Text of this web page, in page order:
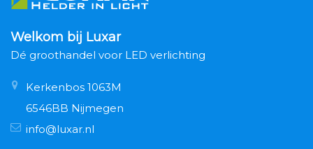
Welkom bij Luxar
Dé groothandel voor LED verlichting
Kerkenbos 1063M
6546BB Nijmegen
info@luxar.nl